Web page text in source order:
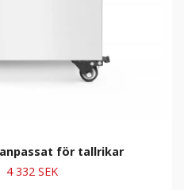
anpassat för tallrikar
4 332 SEK